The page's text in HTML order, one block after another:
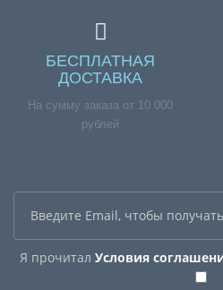
БЕСПЛАТНАЯ
ДОСТАВКА
На сумму заказа от 10 000
рублей
Я прочитал Условия